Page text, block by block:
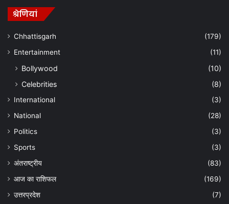
श्रेणियां
Chhattisgarh
(179)
Entertainment
(11)
Bollywood
(10)
Celebrities
(8)
International
(3)
National
(28)
Politics
(3)
Sports
(3)
अंतराष्ट्रीय
(83)
आज का राशिफल
(169)
उत्तरप्रदेश
(7)